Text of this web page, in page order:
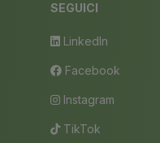
SEGUICI
LinkedIn
Facebook
Instagram
TikTok